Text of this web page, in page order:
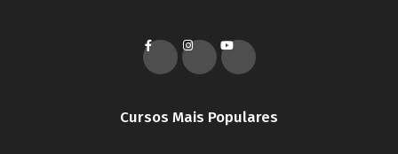
Cursos Mais Populares